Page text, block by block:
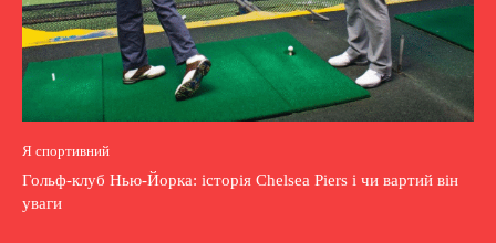
Я спортивний
Гольф-клуб Нью-Йорка: історія Chelsea Piers і чи вартий він
уваги